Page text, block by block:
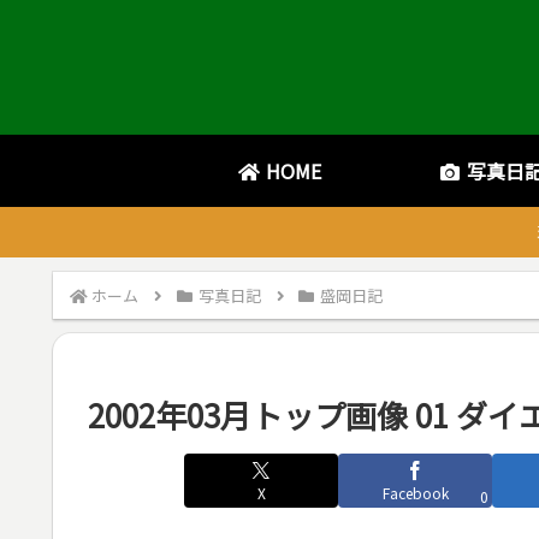
HOME 写真日
ホーム 写真日記 盛岡日記
2002年03月トップ画像 01 ダイ
X Facebook 0